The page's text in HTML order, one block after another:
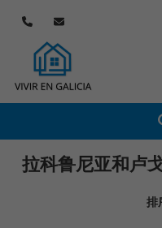
拉科鲁尼亚和卢
排